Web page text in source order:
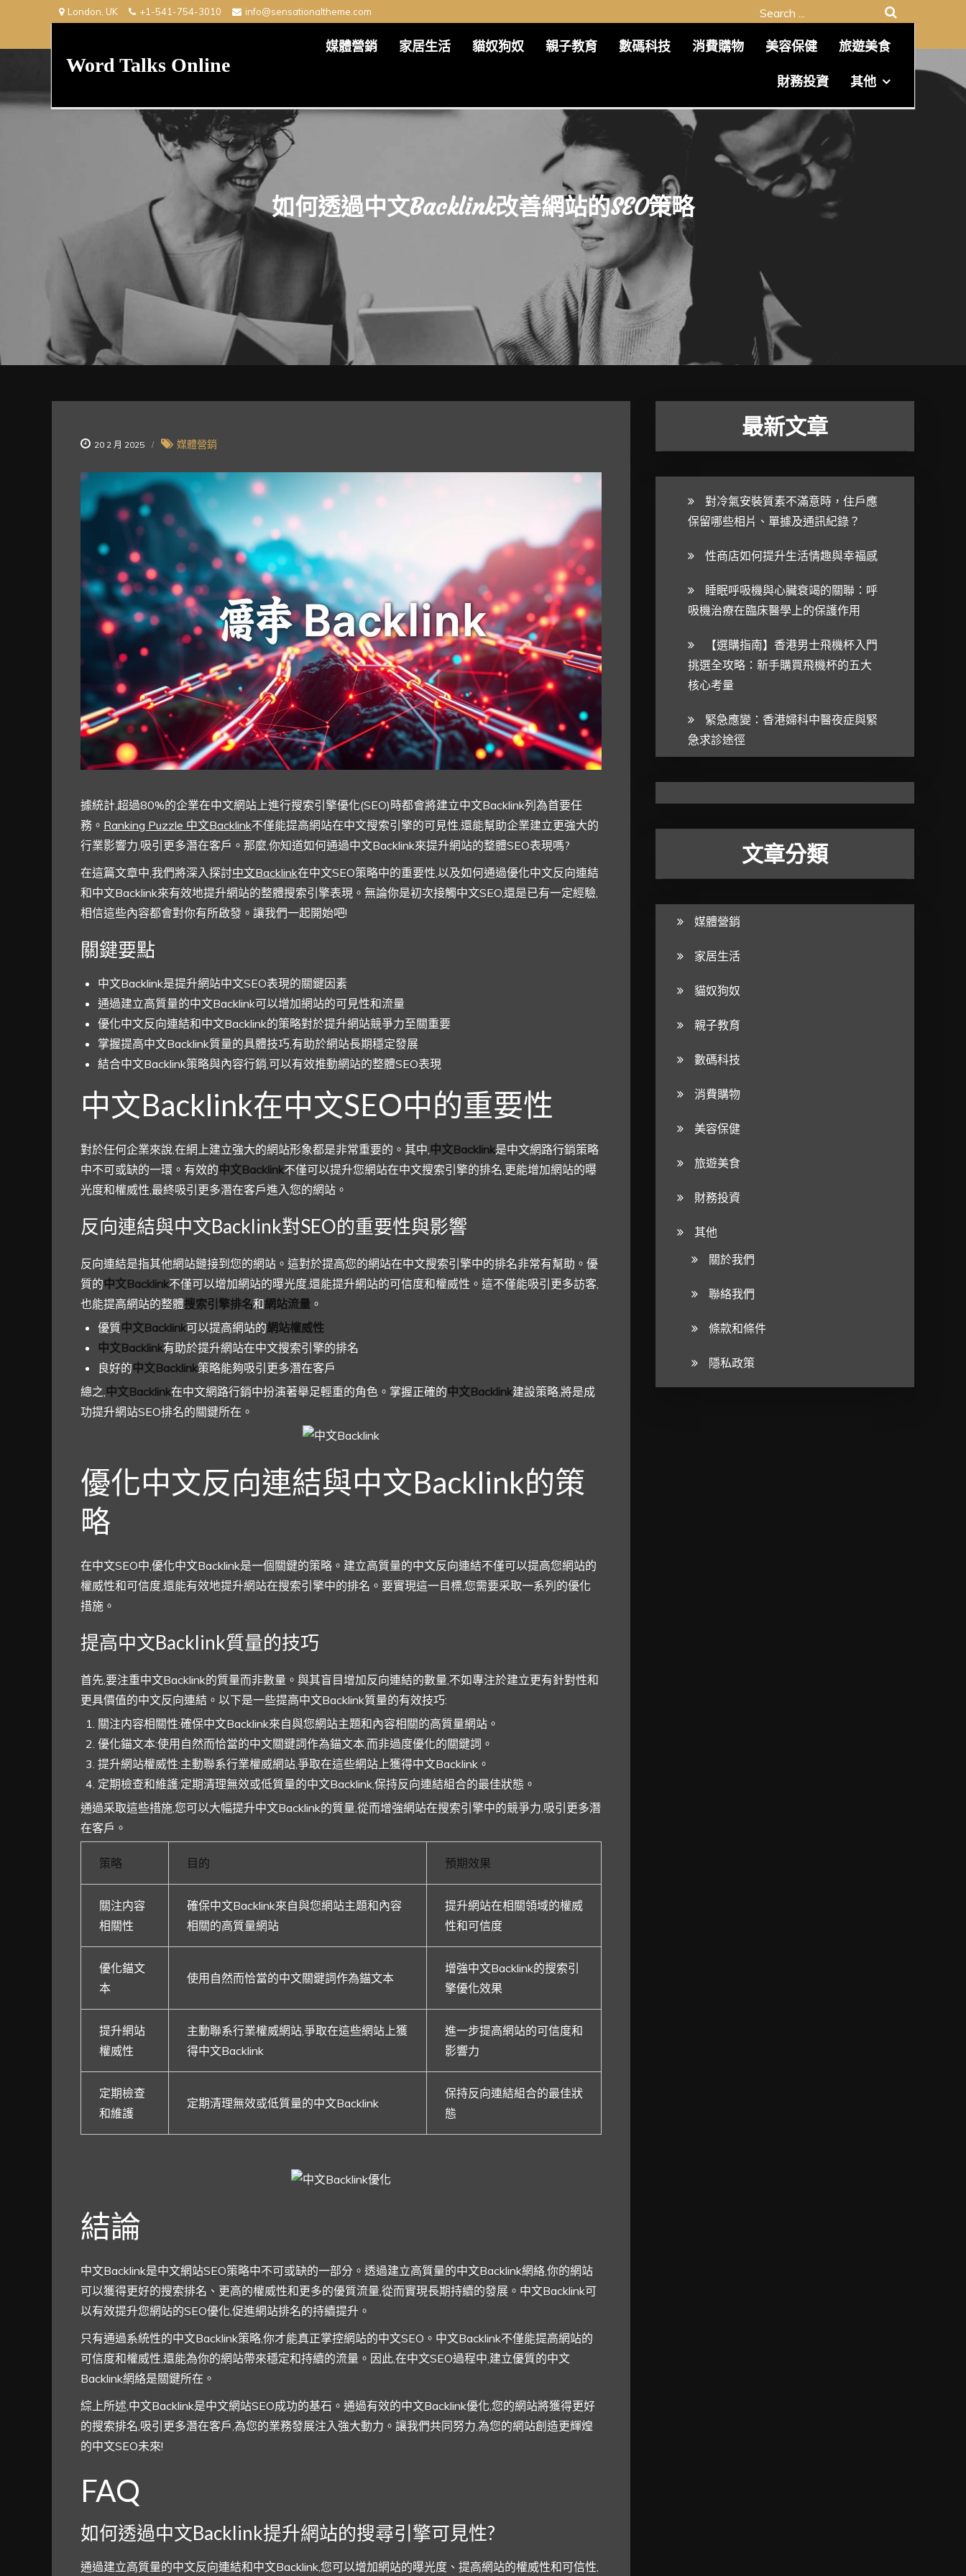
content
London, UK +1-541-754-3010 info@sensationaltheme.com
Search
Word Talks Online
媒體營銷 家居生活 貓奴狗奴 親子教育 數碼科技 消費購物 美容保健 旅遊美食
財務投資 其他
如何透過中文Backlink改善網站的SEO策略
20 2 月 2025 媒體營銷
據統計,超過80%的企業在中文網站上進行搜索引擎優化(SEO)時都會將建立中文Backlink列為首要任
務。 Ranking Puzzle 中文Backlink不僅能提高網站在中文搜索引擎的可見性,還能幫助企業建立更強大的
行業影響力,吸引更多潛在客戶。那麼,你知道如何通過中文Backlink來提升網站的整體SEO表現嗎?
在這篇文章中,我們將深入探討中文Backlink在中文SEO策略中的重要性,以及如何通過優化中文反向連結
和中文Backlink來有效地提升網站的整體搜索引擎表現。無論你是初次接觸中文SEO,還是已有一定經驗,
相信這些內容都會對你有所啟發。讓我們一起開始吧!
關鍵要點
中文Backlink是提升網站中文SEO表現的關鍵因素
通過建立高質量的中文Backlink可以增加網站的可見性和流量
優化中文反向連結和中文Backlink的策略對於提升網站競爭力至關重要
掌握提高中文Backlink質量的具體技巧,有助於網站長期穩定發展
結合中文Backlink策略與內容行銷,可以有效推動網站的整體SEO表現
中文Backlink在中文SEO中的重要性
對於任何企業來說,在網上建立強大的網站形象都是非常重要的。其中,中文Backlink是中文網路行銷策略
中不可或缺的一環。有效的中文Backlink不僅可以提升您網站在中文搜索引擎的排名,更能增加網站的曝
光度和權威性,最終吸引更多潛在客戶進入您的網站。
反向連結與中文Backlink對SEO的重要性與影響
反向連結是指其他網站鏈接到您的網站。這對於提高您的網站在中文搜索引擎中的排名非常有幫助。優
質的中文Backlink不僅可以增加網站的曝光度,還能提升網站的可信度和權威性。這不僅能吸引更多訪客,
也能提高網站的整體搜索引擎排名和網站流量 。
優質中文Backlink可以提高網站的網站權威性
中文Backlink有助於提升網站在中文搜索引擎的排名
良好的中文Backlink策略能夠吸引更多潛在客戶
總之,中文Backlink在中文網路行銷中扮演著舉足輕重的角色。掌握正確的中文Backlink建設策略,將是成
功提升網站SEO排名的關鍵所在。
優化中文反向連結與中文Backlink的策
略
在中文SEO中,優化中文Backlink是一個關鍵的策略。建立高質量的中文反向連結不僅可以提高您網站的
權威性和可信度,還能有效地提升網站在搜索引擎中的排名。要實現這一目標,您需要采取一系列的優化
措施。
提高中文Backlink質量的技巧
首先,要注重中文Backlink的質量而非數量。與其盲目增加反向連結的數量,不如專注於建立更有針對性和
更具價值的中文反向連結。以下是一些提高中文Backlink質量的有效技巧:
關注内容相關性:確保中文Backlink來自與您網站主題和內容相關的高質量網站。
優化錨文本:使用自然而恰當的中文關鍵詞作為錨文本,而非過度優化的關鍵詞。
提升網站權威性:主動聯系行業權威網站,爭取在這些網站上獲得中文Backlink。
定期檢查和維護:定期清理無效或低質量的中文Backlink,保持反向連結組合的最佳狀態。
通過采取這些措施,您可以大幅提升中文Backlink的質量,從而增強網站在搜索引擎中的競爭力,吸引更多潛
在客戶。
策略 目的 預期效果
關注内容
相關性
確保中文Backlink來自與您網站主題和內容
相關的高質量網站
提升網站在相關領域的權威
性和可信度
優化錨文
本
使用自然而恰當的中文關鍵詞作為錨文本
增強中文Backlink的搜索引
擎優化效果
提升網站
權威性
主動聯系行業權威網站,爭取在這些網站上獲
得中文Backlink
進一步提高網站的可信度和
影響力
定期檢查
和維護
定期清理無效或低質量的中文Backlink
保持反向連結組合的最佳狀
態
結論
中文Backlink是中文網站SEO策略中不可或缺的一部分。透過建立高質量的中文Backlink網絡,你的網站
可以獲得更好的搜索排名、更高的權威性和更多的優質流量,從而實現長期持續的發展。中文Backlink可
以有效提升您網站的SEO優化,促進網站排名的持續提升。
只有通過系統性的中文Backlink策略,你才能真正掌控網站的中文SEO。中文Backlink不僅能提高網站的
可信度和權威性,還能為你的網站帶來穩定和持續的流量。因此,在中文SEO過程中,建立優質的中文
Backlink網絡是關鍵所在。
綜上所述,中文Backlink是中文網站SEO成功的基石。通過有效的中文Backlink優化,您的網站將獲得更好
的搜索排名,吸引更多潛在客戶,為您的業務發展注入強大動力。讓我們共同努力,為您的網站創造更輝煌
的中文SEO未來!
FAQ
如何透過中文Backlink提升網站的搜尋引擎可見性?
通過建立高質量的中文反向連結和中文Backlink,您可以增加網站的曝光度、提高網站的權威性和可信性,
最新文章
對冷氣安裝質素不滿意時，住戶應
保留哪些相片、單據及通訊紀錄？
性商店如何提升生活情趣與幸福感
睡眠呼吸機與心臟衰竭的關聯：呼
吸機治療在臨床醫學上的保護作用
【選購指南】香港男士飛機杯入門
挑選全攻略：新手購買飛機杯的五大
核心考量
緊急應變：香港婦科中醫夜症與緊
急求診途徑
文章分類
媒體營銷
家居生活
貓奴狗奴
親子教育
數碼科技
消費購物
美容保健
旅遊美食
財務投資
其他
關於我們
聯絡我們
條款和條件
隱私政策